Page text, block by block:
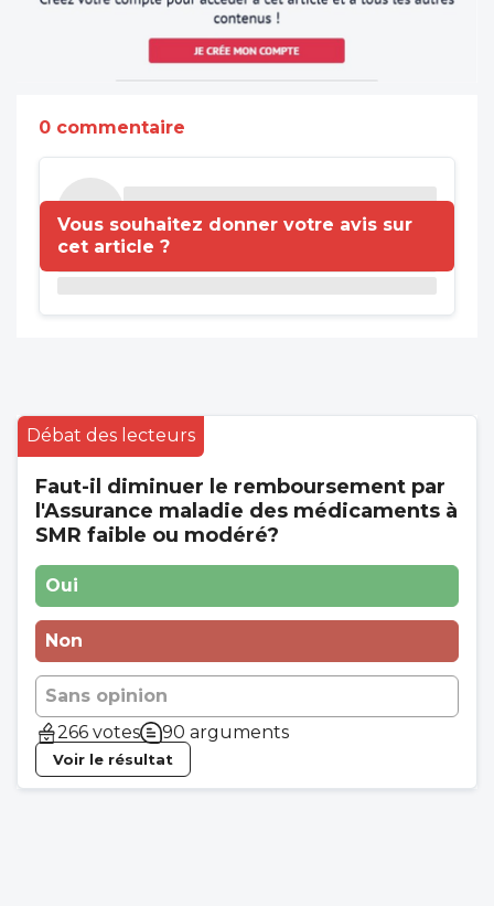
0 commentaire
Vous souhaitez donner votre avis sur
cet article ?
Débat des lecteurs
Faut-il diminuer le remboursement par
l'Assurance maladie des médicaments à
SMR faible ou modéré?
Oui
Non
Sans opinion
266 votes
90 arguments
Voir le résultat